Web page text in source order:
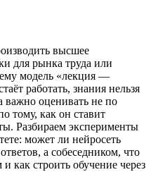
высшее
для рынка труда или
модель «лекция —
работать, знания нельзя
важно оценивать не по
тому, как он ставит
Разбираем эксперименты
может ли нейросеть
а собеседником, что
и как строить обучение через